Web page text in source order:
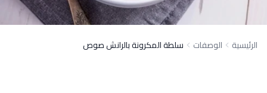
الرئيسية الوصفات سلطة المكرونة بالرانش صوص